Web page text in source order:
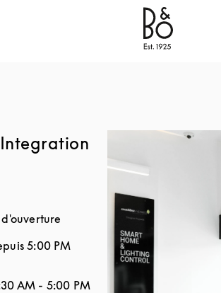
Bang & Olufsen - Exist
5:00 PM
semaineHoraires d'ouverture
AM - 5:00 PM